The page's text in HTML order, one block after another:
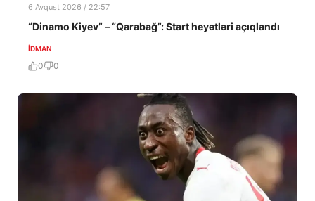
6 Avqust 2026 / 22:57
“Dinamo Kiyev” – “Qarabağ”: Start heyətləri açıqlandı
İDMAN
0 0